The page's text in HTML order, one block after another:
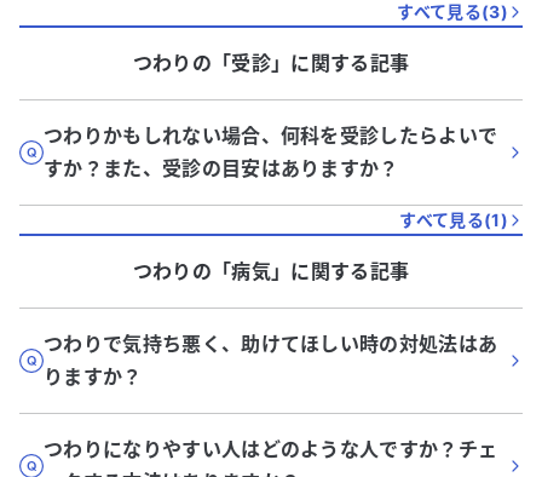
すべて見る(3)
つわり の「受診」に関する記事
つわりかもしれない場合、何科を受診したらよいで
すか？また、受診の目安はありますか？
すべて見る(1)
つわり の「病気」に関する記事
つわりで気持ち悪く、助けてほしい時の対処法はあ
りますか？
つわりになりやすい人はどのような人ですか？チェ